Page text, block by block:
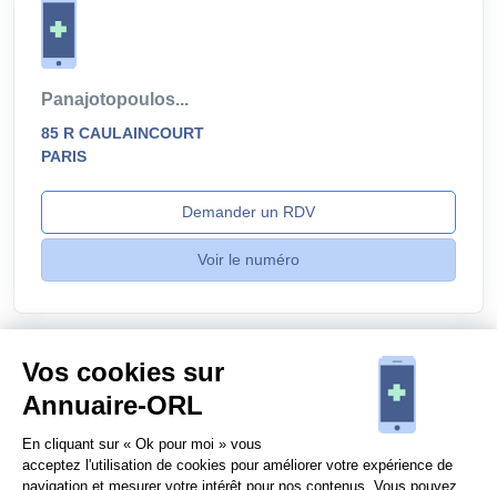
Panajotopoulos...
85 R CAULAINCOURT
PARIS
Demander un RDV
Voir le numéro
Vous êtes un
Vos cookies sur
Annuaire-ORL
En cliquant sur « Ok pour moi » vous
acceptez l'utilisation de cookies pour améliorer votre expérience de
navigation et mesurer votre intérêt pour nos contenus. Vous pouvez